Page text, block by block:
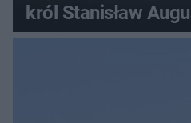
król Stanisław